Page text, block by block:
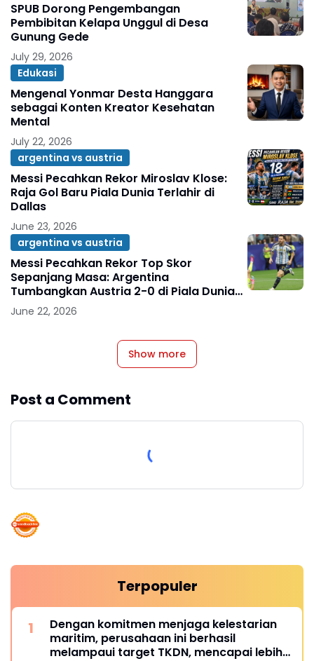
SPUB Dorong Pengembangan
Pembibitan Kelapa Unggul di Desa
Gunung Gede
July 29, 2026
Edukasi
Mengenal Yonmar Desta Hanggara
sebagai Konten Kreator Kesehatan
Mental
July 22, 2026
argentina vs austria
Messi Pecahkan Rekor Miroslav Klose:
Raja Gol Baru Piala Dunia Terlahir di
Dallas
June 23, 2026
argentina vs austria
Messi Pecahkan Rekor Top Skor
Sepanjang Masa: Argentina
Tumbangkan Austria 2-0 di Piala Dunia
2026
June 22, 2026
Show more
Post a Comment
Terpopuler
Dengan komitmen menjaga kelestarian
maritim, perusahaan ini berhasil
melampaui target TKDN, mencapai lebih